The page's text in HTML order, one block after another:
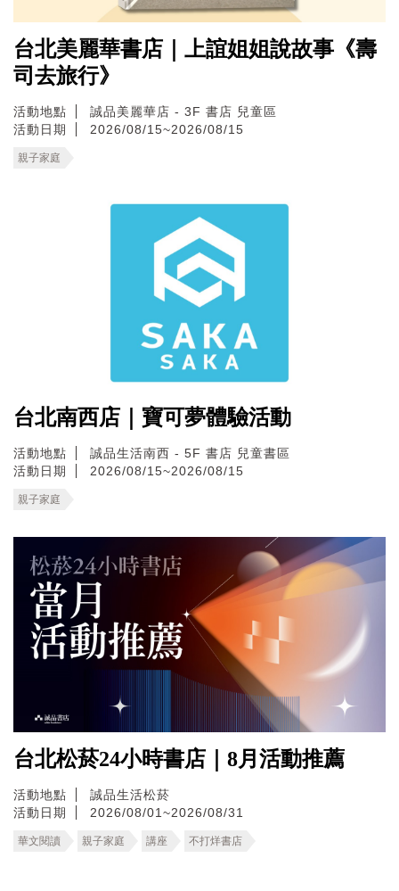
台北美麗華書店｜上誼姐姐說故事《壽
司去旅行》
活動地點
誠品美麗華店 - 3F 書店 兒童區
活動日期
2026/08/15~2026/08/15
親子家庭
台北南西店｜寶可夢體驗活動
活動地點
誠品生活南西 - 5F 書店 兒童書區
活動日期
2026/08/15~2026/08/15
親子家庭
台北松菸24小時書店｜8月活動推薦
活動地點
誠品生活松菸
活動日期
2026/08/01~2026/08/31
華文閱讀 親子家庭 講座 不打烊書店